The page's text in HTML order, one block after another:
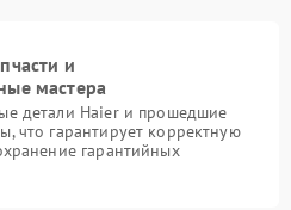
и
мастера
детали Haier и прошедшие
что гарантирует корректную
гарантийных